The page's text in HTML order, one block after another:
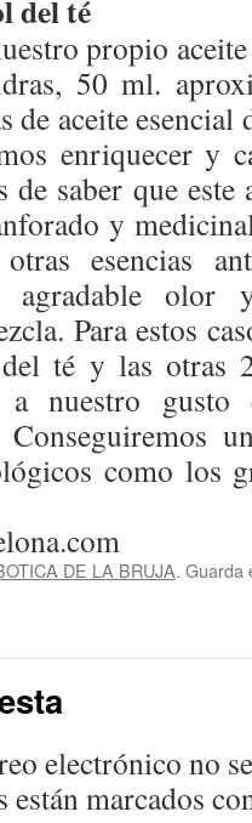
del té
propio
50 ml.
de aceite
enriquecer y
de saber que
y
otras esencias
agradable olor
Para estos
té y las otras
a nuestro
como los
DE LA BRUJA. Guarda
electrónico no
marcados